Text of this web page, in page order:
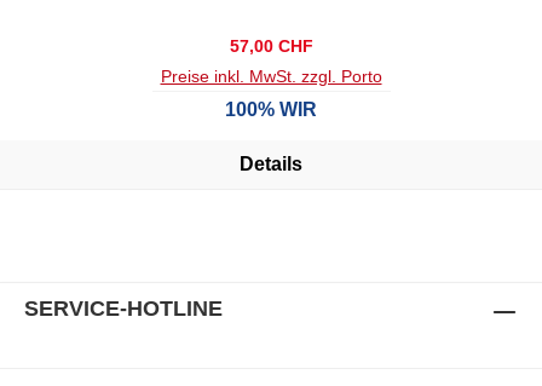
Regulärer Preis:
57,00 CHF
Preise inkl. MwSt. zzgl. Porto
100% WIR
Details
SERVICE-HOTLINE